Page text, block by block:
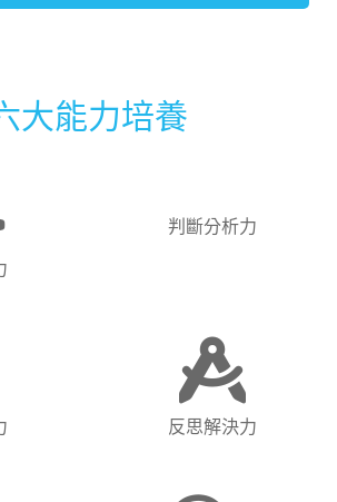
大能力培養
判斷分析力
反思解決力